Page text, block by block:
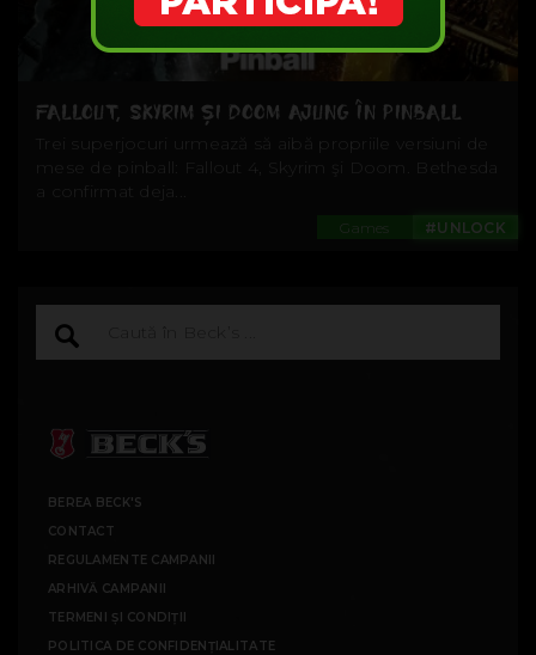
FALLOUT, SKYRIM ŞI DOOM AJUNG ÎN PINBALL
Trei superjocuri urmează să aibă propriile versiuni de
mese de pinball: Fallout 4, Skyrim şi Doom. Bethesda
a confirmat deja...
#UNLOCK
Games
BEREA BECK'S
CONTACT
REGULAMENTE CAMPANII
ARHIVĂ CAMPANII
TERMENI ȘI CONDIȚII
POLITICA DE CONFIDENȚIALITATE